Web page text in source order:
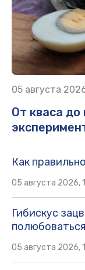
05 августа
От кваса до
Как
05 августа 2026,
Гибискус
05 августа 2026,